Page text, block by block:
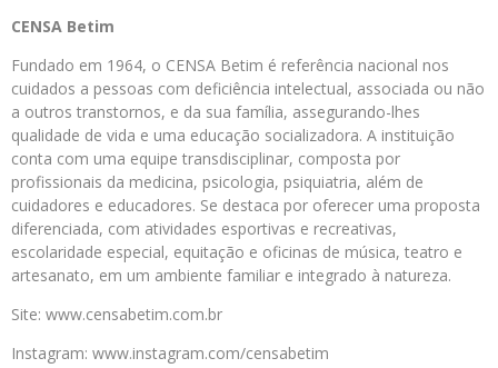
CENSA Betim
Fundado em 1964, o CENSA Betim é referência nacional nos
cuidados a pessoas com deficiência intelectual, associada ou não
a outros transtornos, e da sua família, assegurando-lhes
qualidade de vida e uma educação socializadora. A instituição
conta com uma equipe transdisciplinar, composta por
profissionais da medicina, psicologia, psiquiatria, além de
cuidadores e educadores. Se destaca por oferecer uma proposta
diferenciada, com atividades esportivas e recreativas,
escolaridade especial, equitação e oficinas de música, teatro e
artesanato, em um ambiente familiar e integrado à natureza.
Site: www.censabetim.com.br
Instagram: www.instagram.com/censabetim